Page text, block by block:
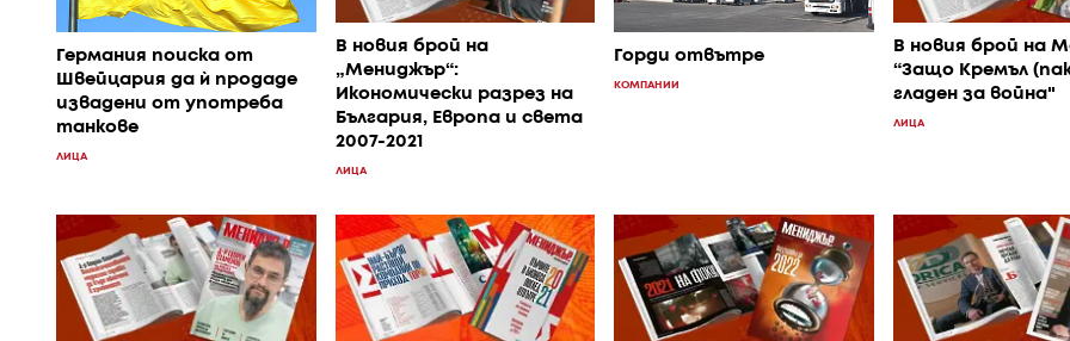
Германия поиска от
Швейцария да ѝ продаде
извадени от употреба
танкове
ЛИЦА
В новия брой на
„Мениджър“:
Икономически разрез на
България, Европа и света
2007-2021
ЛИЦА
Горди отвътре
КОМПАНИИ
В новия брой на
“Защо Кремъл
гладен за война"
ЛИЦА